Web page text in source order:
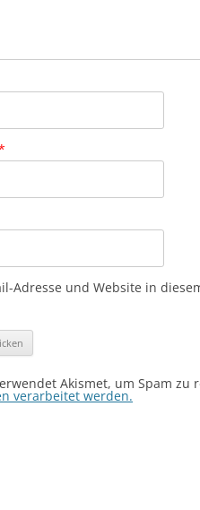
Adresse und Website in
Akismet, um Spam zu
verarbeitet werden.